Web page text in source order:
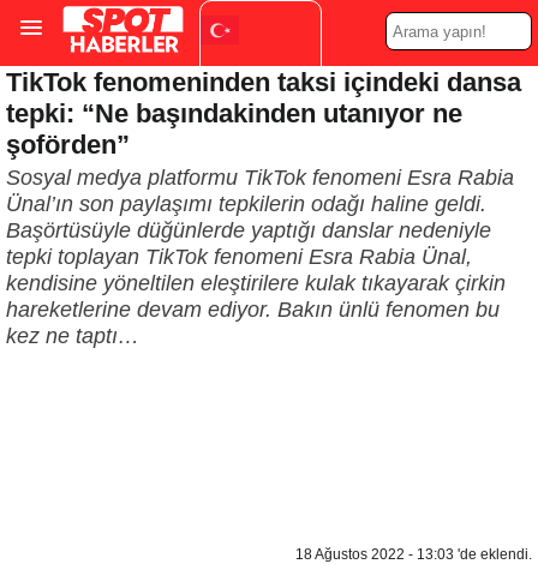
Turkish ▼
TikTok fenomeninden taksi içindeki dansa
tepki: “Ne başındakinden utanıyor ne
şoförden”
Sosyal medya platformu TikTok fenomeni Esra Rabia
Ünal’ın son paylaşımı tepkilerin odağı haline geldi.
Başörtüsüyle düğünlerde yaptığı danslar nedeniyle
tepki toplayan TikTok fenomeni Esra Rabia Ünal,
kendisine yöneltilen eleştirilere kulak tıkayarak çirkin
hareketlerine devam ediyor. Bakın ünlü fenomen bu
kez ne taptı…
18 Ağustos 2022 - 13:03 'de eklendi.